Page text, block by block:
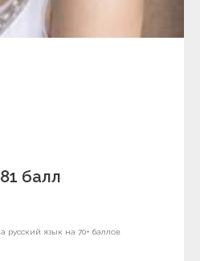
балл
русский язык на 70+ баллов